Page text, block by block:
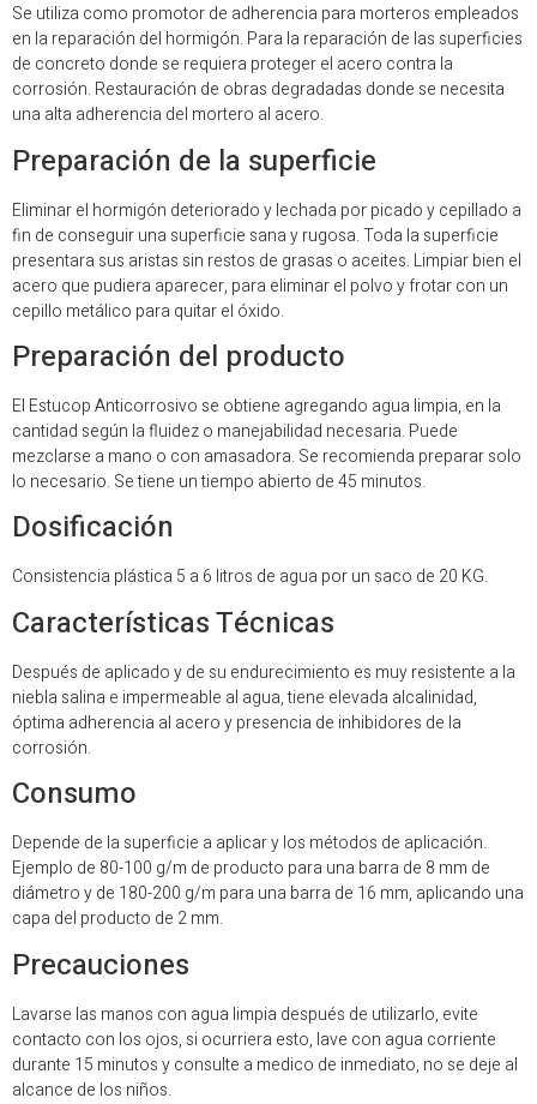
Se utiliza como promotor de adherencia para morteros empleados
en la reparación del hormigón. Para la reparación de las superficies
de concreto donde se requiera proteger el acero contra la
corrosión. Restauración de obras degradadas donde se necesita
una alta adherencia del mortero al acero.
Preparación de la superficie
Eliminar el hormigón deteriorado y lechada por picado y cepillado a
fin de conseguir una superficie sana y rugosa. Toda la superficie
presentara sus aristas sin restos de grasas o aceites. Limpiar bien el
acero que pudiera aparecer, para eliminar el polvo y frotar con un
cepillo metálico para quitar el óxido.
Preparación del producto
El Estucop Anticorrosivo se obtiene agregando agua limpia, en la
cantidad según la fluidez o manejabilidad necesaria. Puede
mezclarse a mano o con amasadora. Se recomienda preparar solo
lo necesario. Se tiene un tiempo abierto de 45 minutos.
Dosificación
Consistencia plástica 5 a 6 litros de agua por un saco de 20 KG.
Características Técnicas
Después de aplicado y de su endurecimiento es muy resistente a la
niebla salina e impermeable al agua, tiene elevada alcalinidad,
óptima adherencia al acero y presencia de inhibidores de la
corrosión.
Consumo
Depende de la superficie a aplicar y los métodos de aplicación.
Ejemplo de 80-100 g/m de producto para una barra de 8 mm de
diámetro y de 180-200 g/m para una barra de 16 mm, aplicando una
capa del producto de 2 mm.
Precauciones
Lavarse las manos con agua limpia después de utilizarlo, evite
contacto con los ojos, si ocurriera esto, lave con agua corriente
durante 15 minutos y consulte a medico de inmediato, no se deje al
alcance de los niños.